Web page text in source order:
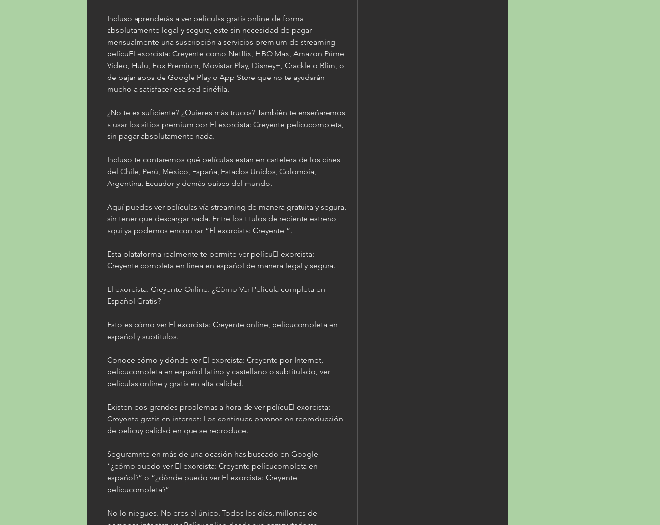
Incluso aprenderás a ver películas gratis online de forma
absolutamente legal y segura, este sin necesidad de pagar
mensualmente una suscripción a servicios premium de streaming
pelícuEl exorcista: Creyente como Netflix, HBO Max, Amazon Prime
Video, Hulu, Fox Premium, Movistar Play, Disney+, Crackle o Blim, o
de bajar apps de Google Play o App Store que no te ayudarán
mucho a satisfacer esa sed cinéfila.
¿No te es suficiente? ¿Quieres más trucos? También te enseñaremos
a usar los sitios premium por El exorcista: Creyente pelícucompleta,
sin pagar absolutamente nada.
Incluso te contaremos qué películas están en cartelera de los cines
del Chile, Perú, México, España, Estados Unidos, Colombia,
Argentina, Ecuador y demás países del mundo.
Aquí puedes ver películas vía streaming de manera gratuita y segura,
sin tener que descargar nada. Entre los títulos de reciente estreno
aquí ya podemos encontrar “El exorcista: Creyente ”.
Esta plataforma realmente te permite ver pelícuEl exorcista:
Creyente completa en línea en español de manera legal y segura.
El exorcista: Creyente Online: ¿Cómo Ver Película completa en
Español Gratis?
Esto es cómo ver El exorcista: Creyente online, pelícucompleta en
español y subtítulos.
Conoce cómo y dónde ver El exorcista: Creyente por Internet,
pelícucompleta en español latino y castellano o subtitulado, ver
películas online y gratis en alta calidad.
Existen dos grandes problemas a hora de ver pelícuEl exorcista:
Creyente gratis en internet: Los continuos parones en reproducción
de pelícuy calidad en que se reproduce.
Seguramnte en más de una ocasión has buscado en Google
“¿cómo puedo ver El exorcista: Creyente pelícucompleta en
español?” o “¿dónde puedo ver El exorcista: Creyente
pelícucompleta?”
No lo niegues. No eres el único. Todos los días, millones de